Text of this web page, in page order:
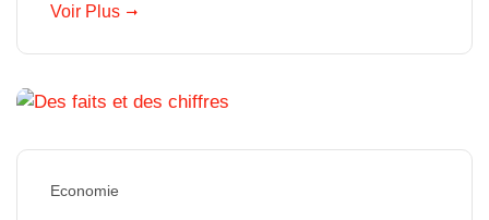
Voir Plus
Economie